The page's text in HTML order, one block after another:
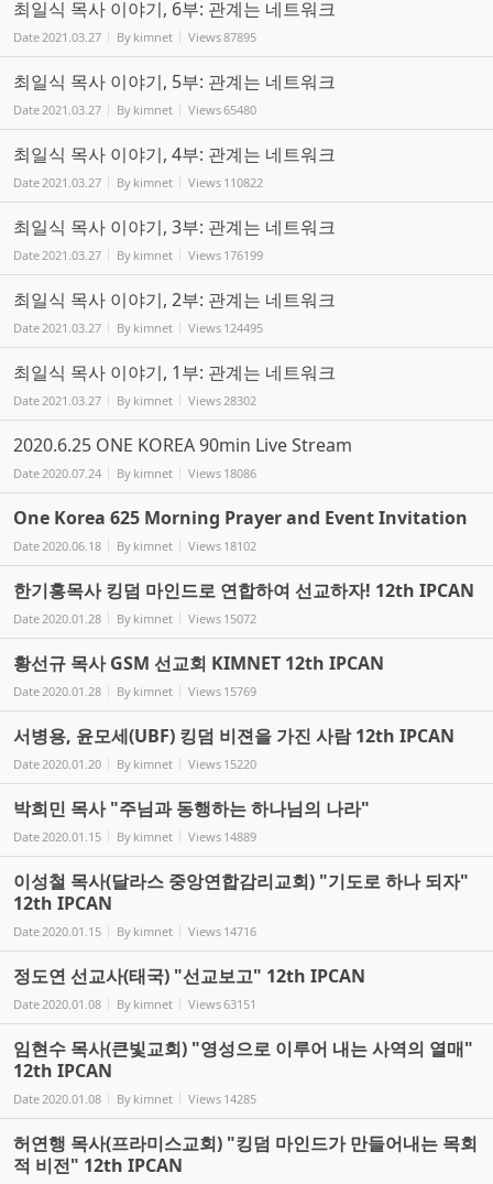
최일식 목사 이야기, 6부: 관계는 네트워크
Date2021.03.27 By kimnet Views87895
최일식 목사 이야기, 5부: 관계는 네트워크
Date2021.03.27 By kimnet Views65480
최일식 목사 이야기, 4부: 관계는 네트워크
Date2021.03.27 By kimnet Views 110822
최일식 목사 이야기, 3부: 관계는 네트워크
Date2021.03.27 By kimnet Views 176199
최일식 목사 이야기, 2부: 관계는 네트워크
Date2021.03.27 By kimnet Views 124495
최일식 목사 이야기, 1부: 관계는 네트워크
Date2021.03.27 By kimnet Views28302
2020.6.25 ONE KOREA 90min Live Stream
Date2020.07.24 By kimnet Views 18086
One Korea 625 Morning Prayer and Event Invitation
Date2020.06.18 By kimnet Views 18102
한기홍목사 킹덤 마인드로 연합하여 선교하자! 12th IPCAN
Date2020.01.28 By kimnet Views 15072
황선규 목사 GSM 선교회 KIMNET 12th IPCAN
Date2020.01.28 By kimnet Views 15769
서병용, 윤모세(UBF) 킹덤 비젼을 가진 사람 12th IPCAN
Date2020.01.20 By kimnet Views 15220
박희민 목사 "주님과 동행하는 하나님의 나라"
Date2020.01.15 By kimnet Views 14889
이성철 목사(달라스 중앙연합감리교회) "기도로 하나 되자"
12th IPCAN
Date2020.01.15 By kimnet Views 14716
정도연 선교사(태국) "선교보고" 12th IPCAN
Date2020.01.08 By kimnet Views63151
임현수 목사(큰빛교회) "영성으로 이루어 내는 사역의 열매"
12th IPCAN
Date2020.01.08 By kimnet Views 14285
허연행 목사(프라미스교회) "킹덤 마인드가 만들어내는 목회
적 비전" 12th IPCAN